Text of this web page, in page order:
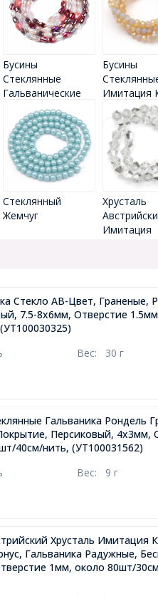
Бусины
Стеклянные
Гальванические
Бусины
Имитация
Стеклянный
Жемчуг
Хрусталь
Имитация
Стекло АВ-Цвет, Граненые,
7.5-8х6мм, Отверстие
(УТ100030325)
Вес: 30 г
Гальваника Рондель
Персиковый, 4х3мм,
40см/нить, (УТ100031562)
Вес: 9 г
Хрусталь Имитация
Гальваника Радужные,
1мм, около 80шт/